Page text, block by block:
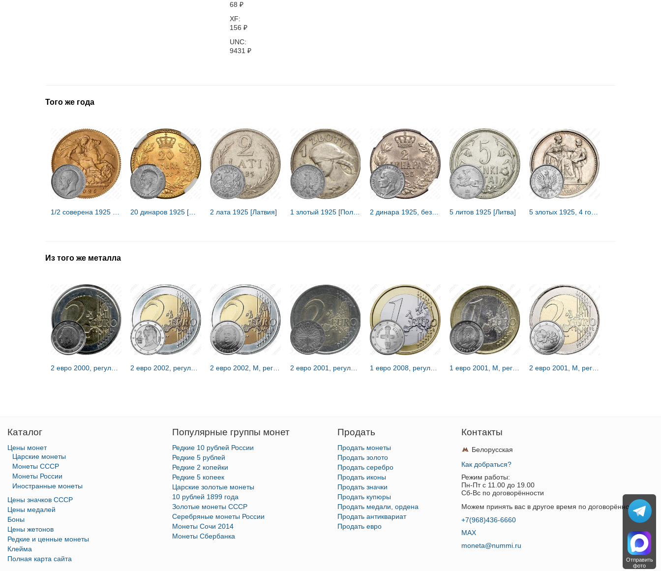
68 ₽
XF:
156 ₽
UNC:
9431 ₽
Того же года
2 лата 1925 [Латвия] 1 злотый 1925 [Польша] 2 динара 1925, без обозначения монетного двора [Югославия] 5 литов 1925 [Литва]
Из того же металла
2 евро 2001, регулярный чекан Франции [Франция] 1 евро 2008, регулярный чекан Кипра [Кипр]
Каталог
Цены монет
Царские монеты
Монеты СССР
Монеты России
Иностранные монеты
Цены значков СССР
Цены медалей
Боны
Цены жетонов
Редкие и ценные монеты
Клейма
Полная карта сайта
Популярные группы монет
Редкие 10 рублей России
Редкие 5 рублей
Редкие 2 копейки
Редкие 5 копеек
Царские золотые монеты
10 рублей 1899 года
Золотые монеты СССР
Серебряные монеты России
Монеты Сочи 2014
Монеты Сбербанка
Продать
Продать монеты
Продать золото
Продать серебро
Продать иконы
Продать значки
Продать купюры
Продать медали, ордена
Продать антиквариат
Продать евро
Контакты
Белорусская
Как добраться?
Режим работы:
Пн-Пт c 11.00 до 19.00
Сб-Вс по договорённости
Можем принять вас в другое время по договорённости.
+7(968)436-6660
MAX
moneta@nummi.ru
Отправить
фото